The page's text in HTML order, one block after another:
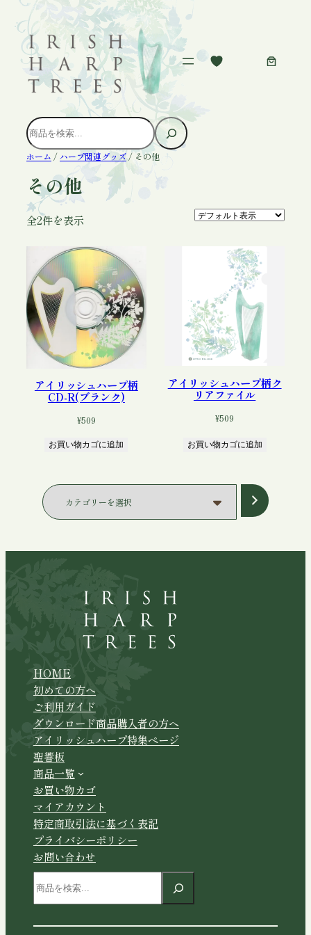
容
検
索
ホーム /ハープ関連グッズ/ その他
その他
全2件を表示
アイリッシュハープ柄
CD-R(ブランク)
¥509
お買い物カゴに追加
アイリッシュハープ柄ク
リアファイル
¥509
お買い物カゴに追加
カ
テ
HOME
初めての方へ
ご利用ガイド
ダウンロード商品購入者の方へ
アイリッシュハープ特集ページ
聖響板
商品一覧
お買い物カゴ
マイアカウント
特定商取引法に基づく表記
プライバシーポリシー
お問い合わせ
索